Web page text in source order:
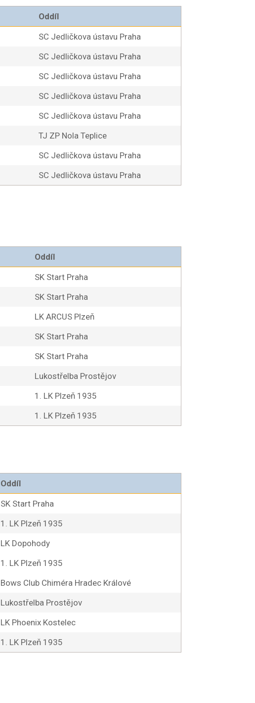
Oddíl
SC Jedličkova ústavu Praha
SC Jedličkova ústavu Praha
SC Jedličkova ústavu Praha
SC Jedličkova ústavu Praha
SC Jedličkova ústavu Praha
TJ ZP Nola Teplice
SC Jedličkova ústavu Praha
SC Jedličkova ústavu Praha
Oddíl
SK Start Praha
SK Start Praha
LK ARCUS Plzeň
SK Start Praha
SK Start Praha
Lukostřelba Prostějov
1. LK Plzeň 1935
1. LK Plzeň 1935
Oddíl
SK Start Praha
1. LK Plzeň 1935
LK Dopohody
1. LK Plzeň 1935
Bows Club Chiméra Hradec Králové
Lukostřelba Prostějov
LK Phoenix Kostelec
1. LK Plzeň 1935